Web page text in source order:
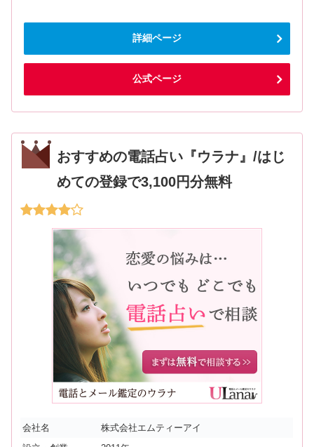
詳細ページ
公式ページ
おすすめの電話占い『ウラナ』/はじ
めての登録で3,100円分無料
会社名
株式会社エムティーアイ